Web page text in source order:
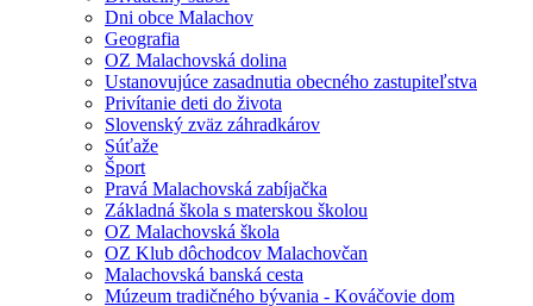
Dni obce Malachov
Geografia
OZ Malachovská dolina
Ustanovujúce zasadnutia obecného zastupiteľstva
Privítanie deti do života
Slovenský zväz záhradkárov
Súťaže
Šport
Pravá Malachovská zabíjačka
Základná škola s materskou školou
OZ Malachovská škola
OZ Klub dôchodcov Malachovčan
Malachovská banská cesta
Múzeum tradičného bývania - Kováčovie dom